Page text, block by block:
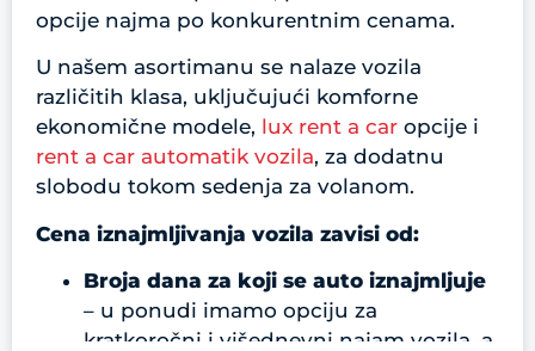
opcije najma po konkurentnim cenama.
U našem asortimanu se nalaze vozila
različitih klasa, uključujući komforne
ekonomične modele, lux rent a car opcije i
rent a car automatik vozila, za dodatnu
slobodu tokom sedenja za volanom.
Cena iznajmljivanja vozila zavisi od:
Broja dana za koji se auto iznajmljuje
– u ponudi imamo opciju za
kratkoročni i višednevni najam vozila, a